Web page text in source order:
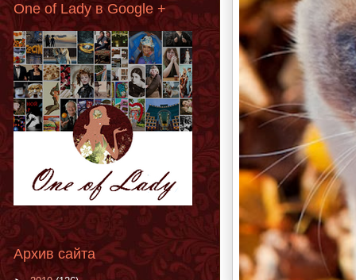
One of Lady в Google +
Архив сайта